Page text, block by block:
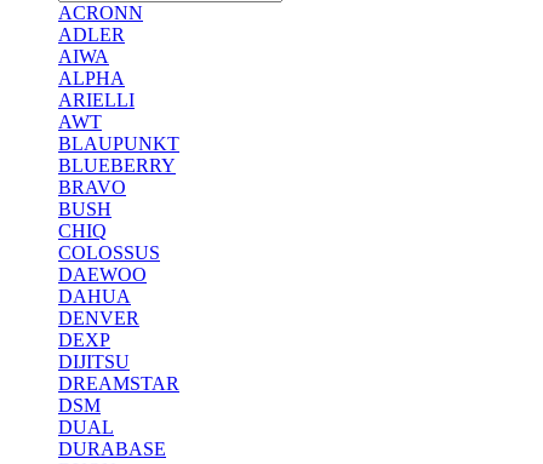
ACRONN
ADLER
AIWA
ALPHA
ARIELLI
AWT
BLAUPUNKT
BLUEBERRY
BRAVO
BUSH
CHIQ
COLOSSUS
DAEWOO
DAHUA
DENVER
DEXP
DIJITSU
DREAMSTAR
DSM
DUAL
DURABASE